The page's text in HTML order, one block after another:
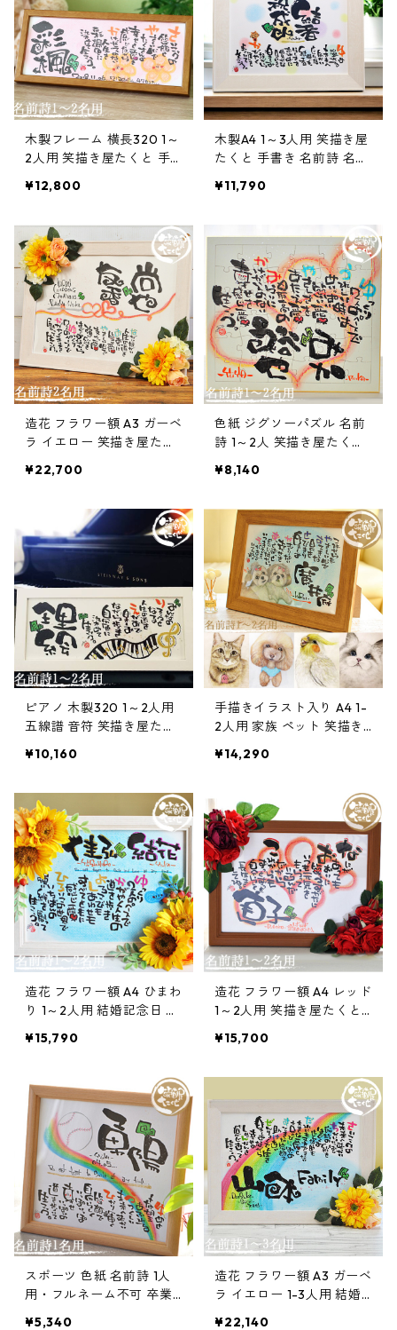
檜（ひのき）国産天然木
写真入り(L判-2Lサイズ対応）
手描きイラスト入り
詩製作1-3名用
詩製作1-5名用
5001円〜10000円
10001円〜15000円
15001円〜20000円
30000円〜40000円
40000円以上
お祝い・内祝
新築祝い
法要・香典返し
木製フレーム 横長320 1～
2人用 笑描き屋たくと 手
ーダー オーダーメイド
¥12,800
木製A4 1～3人用 笑描き屋
たくと 手書き 名前詩 名前
メイド
¥11,790
造花 フラワー額 A3 ガーベ
ラ イエロー 笑描き屋たく
ム オーダー オーダーメイ
¥22,700
色紙 ジグソーパズル 名前
詩 1～2人 笑描き屋たくと
オーダー オーダーメイド
¥8,140
ピアノ 木製320 1～2人用
五線譜 音符 笑描き屋たく
ム オーダー オーダーメイ
¥10,160
手描きイラスト入り A4 1-
2人用 家族 ペット 笑描き
前ポエム オーダー オーダ
¥14,290
造花 フラワー額 A4 ひまわ
り 1～2人用 結婚記念日 笑
詩 名前ポエム オーダー オ
¥15,790
造花 フラワー額 A4 レッド
1～2人用 笑描き屋たくと
オーダー オーダーメイド
¥15,700
スポーツ 色紙 名前詩 1人
用・フルネーム不可 卒業
¥5,340
造花 フラワー額 A3 ガーベ
ラ イエロー 1-3人用 結婚
¥22,140